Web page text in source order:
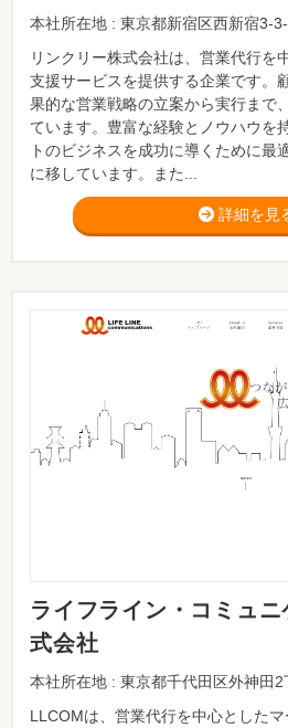
本社所在地 : 東京都新宿区西新宿3-
リンクリー株式会社は、営業代行を
支援サービスを提供する企業です。
果的な営業戦略の立案から実行まで
ています。豊富な経験とノウハウを
トのビジネスを成功に導くために最
に移しています。また...
詳細を見
ライフライン・コミュ
式会社
本社所在地 : 東京都千代田区外神田
LLCOMは、営業代行を中心とした